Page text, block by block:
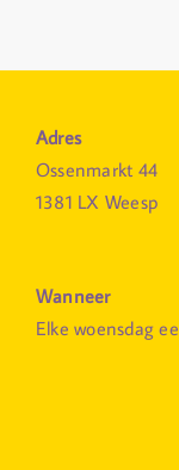
Adres
Ossenmarkt 44
1381 LX Weesp
Wanneer
Elke woensdag